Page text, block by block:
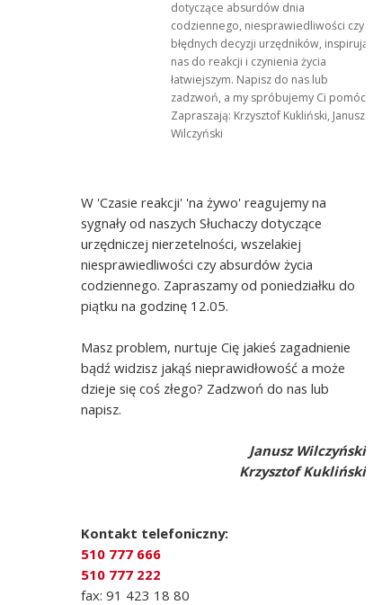
dotyczące absurdów dnia
codziennego, niesprawiedliwości czy
błędnych decyzji urzędników, inspirują
nas do reakcji i czynienia życia
łatwiejszym. Napisz do nas lub
zadzwoń, a my spróbujemy Ci pomóc.
Zapraszają: Krzysztof Kukliński, Janusz
Wilczyński
W 'Czasie reakcji' 'na żywo' reagujemy na
sygnały od naszych Słuchaczy dotyczące
urzędniczej nierzetelności, wszelakiej
niesprawiedliwości czy absurdów życia
codziennego. Zapraszamy od poniedziałku do
piątku na godzinę 12.05.
Masz problem, nurtuje Cię jakieś zagadnienie
bądź widzisz jakąś nieprawidłowość a może
dzieje się coś złego? Zadzwoń do nas lub
napisz.
Janusz Wilczyński
Krzysztof Kukliński
Kontakt telefoniczny:
510 777 666
510 777 222
fax: 91 423 18 80